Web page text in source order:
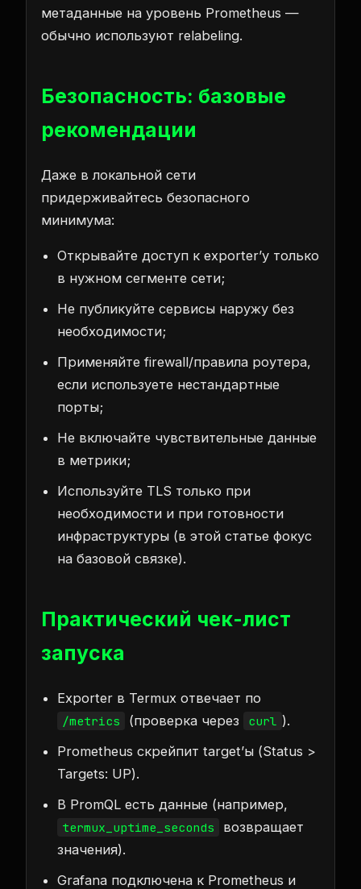
метаданные на уровень Prometheus —
обычно используют relabeling.
Безопасность: базовые
рекомендации
Даже в локальной сети
придерживайтесь безопасного
минимума:
Открывайте доступ к exporter’у только
в нужном сегменте сети;
Не публикуйте сервисы наружу без
необходимости;
Применяйте firewall/правила роутера,
если используете нестандартные
порты;
Не включайте чувствительные данные
в метрики;
Используйте TLS только при
необходимости и при готовности
инфраструктуры (в этой статье фокус
на базовой связке).
Практический чек-лист
запуска
Exporter в Termux отвечает по
/metrics (проверка через curl ).
Prometheus скрейпит target’ы (Status >
Targets: UP).
В PromQL есть данные (например,
termux_uptime_seconds
возвращает
значения).
Grafana подключена к Prometheus и